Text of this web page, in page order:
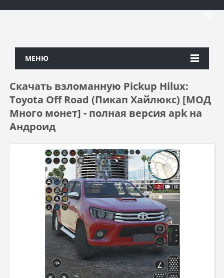
МЕНЮ
Скачать взломанную Pickup Hilux:
Toyota Off Road (Пикап Хайлюкс) [МОД
Много монет] - полная версия apk на
Андроид